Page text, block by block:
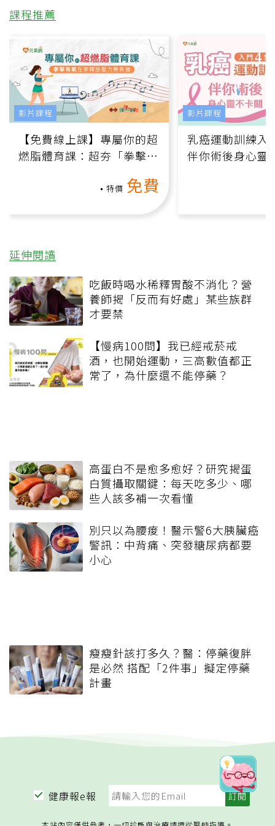
課程推薦
【免費線上課】專屬你的超
燃脂體育課：超夯「拳擊有
特價 免費
影片課程
乳癌運動訓練入
伴你術後身心靈
影片課程
延伸閱讀
吃飯時喝水稀釋胃酸不消化？營
養師揭「反而有好處」某些族群
才要禁
【慢病100問】我已經戒菸戒
酒，也開始運動，三高數值都正
常了，為什麼還不能停藥？
高蛋白不是愈多愈好？研究揭蛋
白質攝取關鍵：每天吃多少、哪
些人該多補一次看懂
別只以為腰痠！醫示警6大胰臟癌
警訊：中背痛、突發糖尿病都要
小心
瘦瘦針該打多久？醫：停藥復胖
是必然 搭配「2件事」擬定停藥
計畫
健康報e報